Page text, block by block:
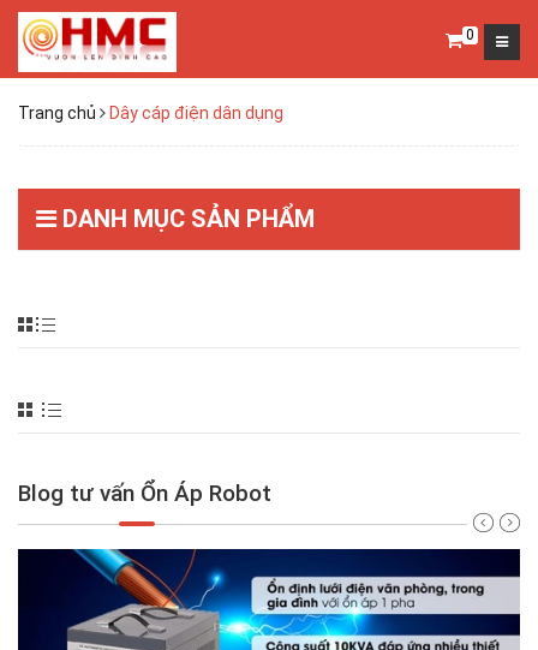
0
Trang chủ Dây cáp điện dân dụng
DANH MỤC SẢN PHẨM
Blog tư vấn Ổn Áp Robot